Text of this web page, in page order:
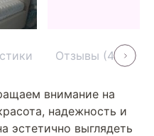
Отзывы (40)
внимание на
надежность и
эстетично выглядеть